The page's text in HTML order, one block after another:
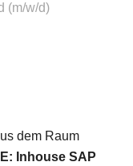
(m/w/d)
dem Raum
Inhouse SAP